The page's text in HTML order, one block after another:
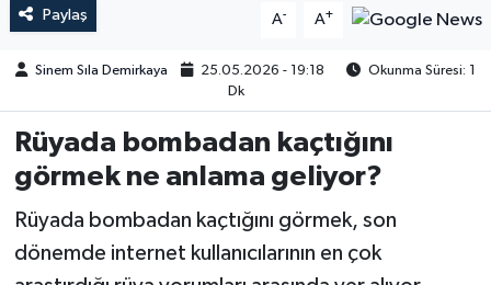
Paylaş A- A+
Sinem Sıla Demirkaya 25.05.2026 - 19:18
Okunma Süresi: 1
Dk
Rüyada bombadan kaçtığını
görmek ne anlama geliyor?
Rüyada bombadan kaçtığını görmek, son
dönemde internet kullanıcılarının en çok